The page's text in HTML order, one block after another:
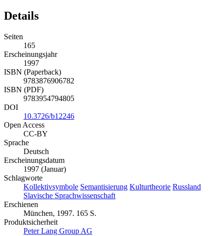
Details
Seiten
165
Erscheinungsjahr
1997
ISBN (Paperback)
9783876906782
ISBN (PDF)
9783954794805
DOI
10.3726/b12246
Open Access
CC-BY
Sprache
Deutsch
Erscheinungsdatum
1997 (Januar)
Schlagworte
Kollektivsymbole Semantisierung Kulturtheorie Russland
Slavische Sprachwissenschaft
Erschienen
München, 1997. 165 S.
Produktsicherheit
Peter Lang Group AG